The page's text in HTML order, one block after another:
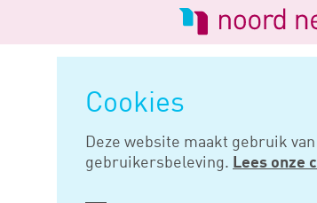
Cookies
Deze website maakt gebruik
gebruikersbeleving. Lees onze
Logo
van
Noord
Negentig
APR 12, 2017